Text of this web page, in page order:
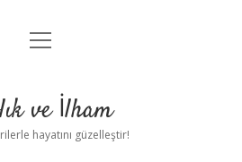
Anasayfa
Yasal Uyarı
menüyü
ve İlham
hayatını güzelleştir!